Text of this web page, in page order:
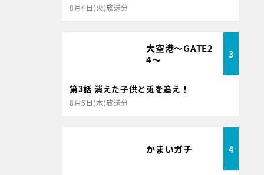
8月4日(火)放送分
大空港～GATE2
4～
3
第3話 消えた子供と兎を追え！
8月6日(木)放送分
かまいガチ 4